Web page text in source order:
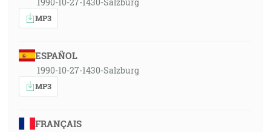
MP3
ESPAÑOL
1990-10-27-1430-Salzburg
MP3
FRANÇAIS